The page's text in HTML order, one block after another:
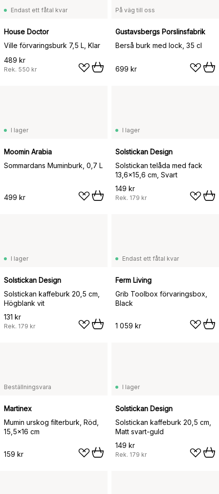
Endast ett fåtal kvar
House Doctor
Ville förvaringsburk 7,5 L, Klar
489 kr
Rek. 550 kr
På väg till oss
Gustavsbergs Porslinsfabrik
Berså burk med lock, 35 cl
699 kr
I lager
Moomin Arabia
Sommardans Muminburk, 0,7 L
499 kr
I lager
Solstickan Design
Solstickan telåda med fack
13,6x15,6 cm, Svart
149 kr
Rek. 179 kr
I lager
Solstickan Design
Solstickan kaffeburk 20,5 cm,
Högblank vit
131 kr
Rek. 179 kr
Endast ett fåtal kvar
Ferm Living
Grib Toolbox förvaringsbox,
Black
1 059 kr
Beställningsvara
Martinex
Mumin urskog filterburk, Röd,
15,5x16 cm
159 kr
I lager
Solstickan Design
Solstickan kaffeburk 20,5 cm,
Matt svart-guld
149 kr
Rek. 179 kr